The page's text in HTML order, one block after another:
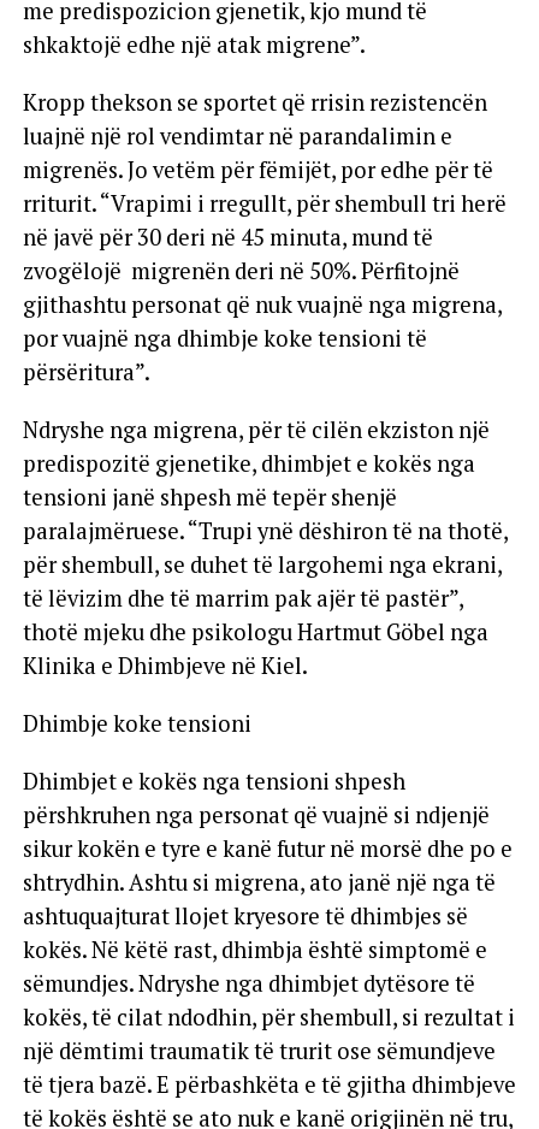
me predispozicion gjenetik, kjo mund të
shkaktojë edhe një atak migrene”.
Kropp thekson se sportet që rrisin rezistencën
luajnë një rol vendimtar në parandalimin e
migrenës. Jo vetëm për fëmijët, por edhe për të
rriturit. “Vrapimi i rregullt, për shembull tri herë
në javë për 30 deri në 45 minuta, mund të
zvogëlojë migrenën deri në 50%. Përfitojnë
gjithashtu personat që nuk vuajnë nga migrena,
por vuajnë nga dhimbje koke tensioni të
përsëritura”.
Ndryshe nga migrena, për të cilën ekziston një
predispozitë gjenetike, dhimbjet e kokës nga
tensioni janë shpesh më tepër shenjë
paralajmëruese. “Trupi ynë dëshiron të na thotë,
për shembull, se duhet të largohemi nga ekrani,
të lëvizim dhe të marrim pak ajër të pastër”,
thotë mjeku dhe psikologu Hartmut Göbel nga
Klinika e Dhimbjeve në Kiel.
Dhimbje koke tensioni
Dhimbjet e kokës nga tensioni shpesh
përshkruhen nga personat që vuajnë si ndjenjë
sikur kokën e tyre e kanë futur në morsë dhe po e
shtrydhin. Ashtu si migrena, ato janë një nga të
ashtuquajturat llojet kryesore të dhimbjes së
kokës. Në këtë rast, dhimbja është simptomë e
sëmundjes. Ndryshe nga dhimbjet dytësore të
kokës, të cilat ndodhin, për shembull, si rezultat i
një dëmtimi traumatik të trurit ose sëmundjeve
të tjera bazë. E përbashkëta e të gjitha dhimbjeve
të kokës është se ato nuk e kanë origjinën në tru,